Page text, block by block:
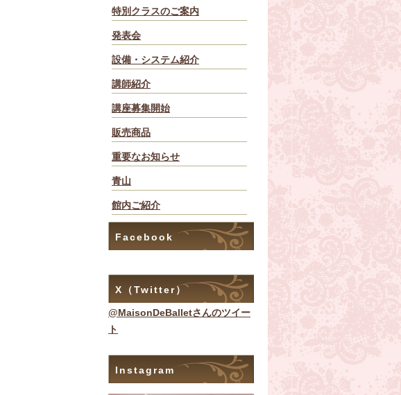
特別クラスのご案内
発表会
設備・システム紹介
講師紹介
講座募集開始
販売商品
重要なお知らせ
青山
館内ご紹介
Facebook
X（Twitter）
@MaisonDeBalletさんのツイー
ト
Instagram